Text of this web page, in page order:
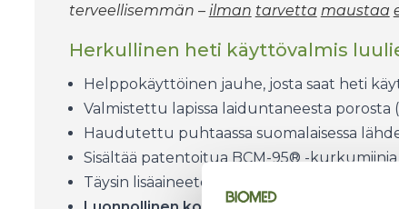
terveellisemmän – ilman tarvetta maustaa
Herkullinen heti käyttövalmis
Helppokäyttöinen jauhe, josta saat heti
Valmistettu lapissa laiduntaneesta porosta
Haudutettu puhtaassa suomalaisessa
Sisältää patentoitua BCM-95® -kurkumiinia
Täysin lisäaineeton